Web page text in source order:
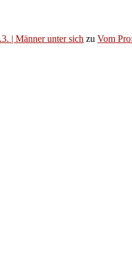
| Männer unter sich zu Vom